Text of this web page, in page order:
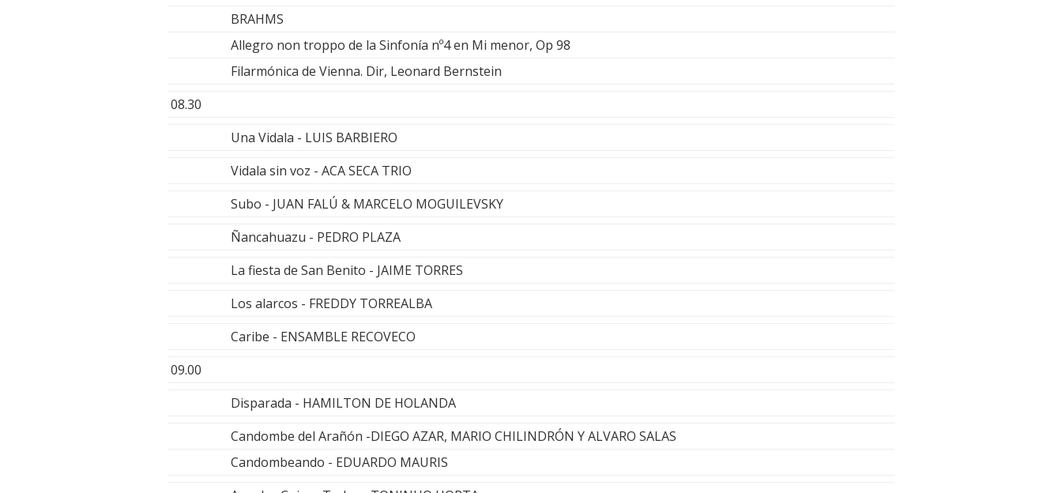
BRAHMS
Allegro non troppo de la Sinfonía nº4 en Mi menor, Op 98
Filarmónica de Vienna. Dir, Leonard Bernstein
08.30
Una Vidala - LUIS BARBIERO
Vidala sin voz - ACA SECA TRIO
Subo - JUAN FALÚ & MARCELO MOGUILEVSKY
Ñancahuazu - PEDRO PLAZA
La fiesta de San Benito - JAIME TORRES
Los alarcos - FREDDY TORREALBA
Caribe - ENSAMBLE RECOVECO
09.00
Disparada - HAMILTON DE HOLANDA
Candombe del Arañón -DIEGO AZAR, MARIO CHILINDRÓN Y ALVARO SALAS
Candombeando - EDUARDO MAURIS